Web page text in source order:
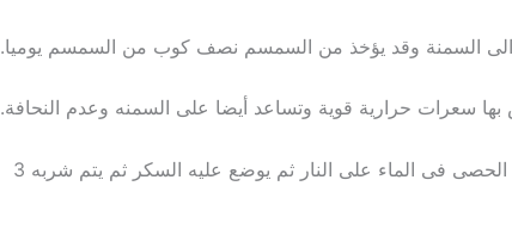
السمنة وقد يؤخذ من السمسم نصف كوب من السمسم يوميا.
سعرات حرارية قوية وتساعد أيضا على السمنه وعدم النحافة.
: يغلى مقدار من الحلبة الحصى فى الماء على النار ثم يوضع عليه السكر ثم يتم شربه 3